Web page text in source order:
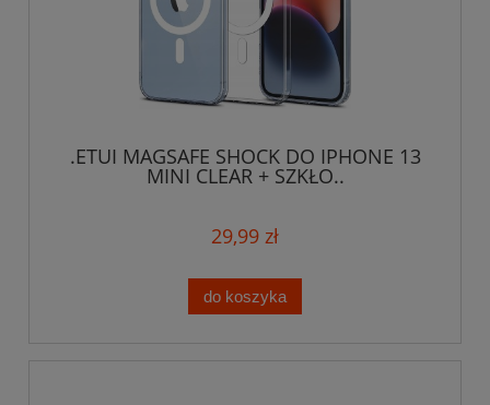
.ETUI MAGSAFE SHOCK DO IPHONE 13
MINI CLEAR + SZKŁO..
29,99 zł
do koszyka